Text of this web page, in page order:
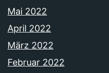
Mai 2022
April 2022
März 2022
Februar 2022